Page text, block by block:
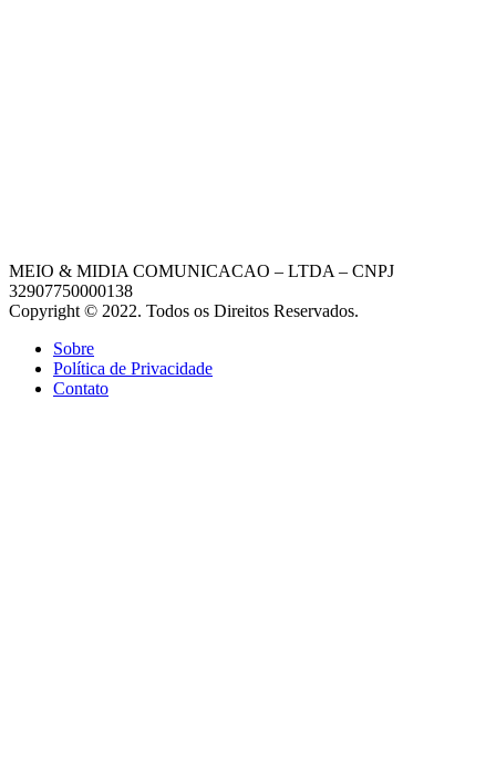
MEIO & MIDIA COMUNICACAO – LTDA – CNPJ
32907750000138
Copyright © 2022. Todos os Direitos Reservados.
Sobre
Política de Privacidade
Contato